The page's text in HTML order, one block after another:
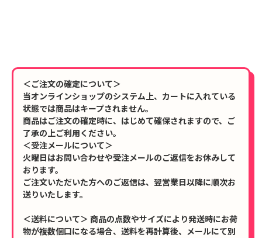
＜ご注文の確定について＞
当オンラインショップのシステム上、カートに入れている
状態では商品はキープされません。
商品はご注文の確定時に、はじめて確保されますので、ご
了承の上ご利用ください。
＜受注メールについて＞
火曜日はお問い合わせや受注メールのご返信をお休みして
おります。
ご注文いただいた方へのご返信は、翌営業日以降に順次お
送りいたします。
＜送料について＞ 商品の点数やサイズにより発送時にお荷
物が複数個口になる場合、送料を再計算後、メールにて別